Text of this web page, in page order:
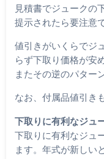
見積書でジュークの
提示されたら要注意で
値引きがいくらでジ
らず下取り価格が安
またその逆のパター
なお、付属品値引き
下取りに有利なジュ
下取りに有利なジュ
ます。年式が新しい